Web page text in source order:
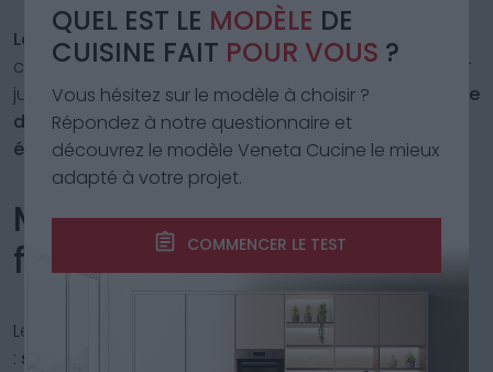
La profondeur standard est de 60 cm . Dans les
cuisines contemporaines ou sur mesure, on peut aller
jusqu’à65-70 cm pouroffrir une plus grande surface
de travailet une meilleure protection contre les
éclaboussures
Matériaux et
fonctionnalités
Les
: stratifié marbre
. Le choix
QUEL EST LE MODÈLE DE
CUISINE FAIT POUR VOUS ?
Vous hésitez sur le modèle à choisir ?
Répondez à notre questionnaire et
découvrez le modèle Veneta Cucine le mieux
adapté à votre projet.
COMMENCER LE TEST